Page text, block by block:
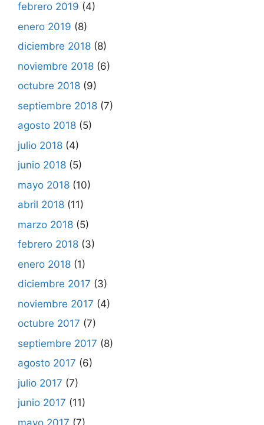
febrero 2019 (4)
enero 2019 (8)
diciembre 2018 (8)
noviembre 2018 (6)
octubre 2018 (9)
septiembre 2018 (7)
agosto 2018 (5)
julio 2018 (4)
junio 2018 (5)
mayo 2018 (10)
abril 2018 (11)
marzo 2018 (5)
febrero 2018 (3)
enero 2018 (1)
diciembre 2017 (3)
noviembre 2017 (4)
octubre 2017 (7)
septiembre 2017 (8)
agosto 2017 (6)
julio 2017 (7)
junio 2017 (11)
mayo 2017 (7)